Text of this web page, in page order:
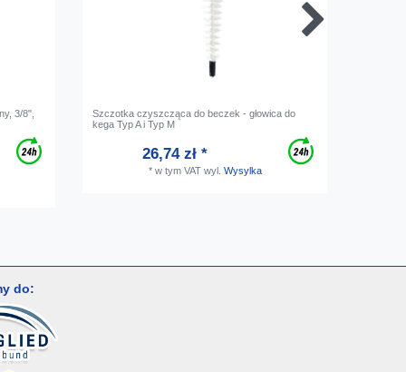
3/8",
Szczotka czyszcząca do beczek - głowica do
kega Typ A i Typ M
26,74 zł *
* w tym VATwyl. Wysylka
do: